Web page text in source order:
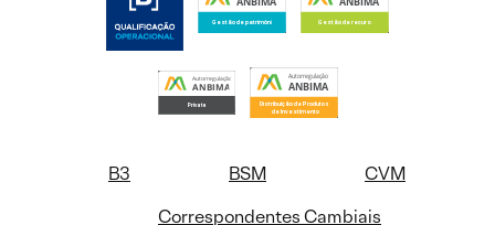
B3 BSM
CVM
Correspondentes Cambiais